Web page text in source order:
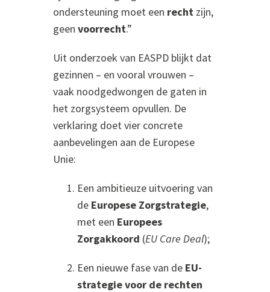
ondersteuning moet een recht zijn,
geen voorrecht.”
Uit onderzoek van EASPD blijkt dat
gezinnen – en vooral vrouwen –
vaak noodgedwongen de gaten in
het zorgsysteem opvullen. De
verklaring doet vier concrete
aanbevelingen aan de Europese
Unie:
Een ambitieuze uitvoering van
de Europese Zorgstrategie,
met een Europees
Zorgakkoord (EU Care Deal);
Een nieuwe fase van de EU-
strategie voor de rechten